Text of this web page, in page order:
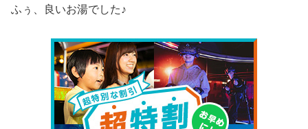
ふぅ、良いお湯でした♪